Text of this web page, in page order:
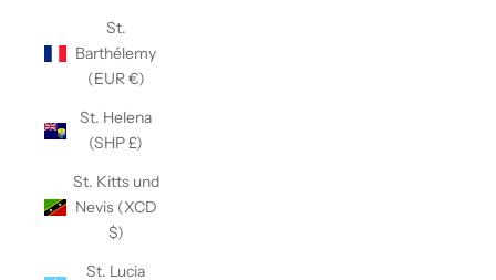
St.
Barthélemy
(EUR €)
St. Helena
(SHP £)
St. Kitts und
Nevis (XCD
$)
St. Lucia